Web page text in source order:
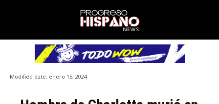
Modified date: enero 15, 2024